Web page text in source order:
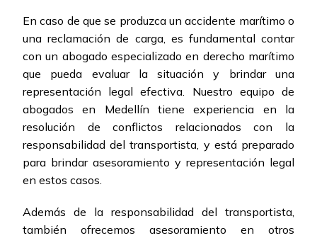
En caso de que se produzca un accidente marítimo o
una reclamación de carga, es fundamental contar
con un abogado especializado en derecho marítimo
que pueda evaluar la situación y brindar una
representación legal efectiva. Nuestro equipo de
abogados en Medellín tiene experiencia en la
resolución de conflictos relacionados con la
responsabilidad del transportista, y está preparado
para brindar asesoramiento y representación legal
en estos casos.
Además de la responsabilidad del transportista,
también ofrecemos asesoramiento en otros